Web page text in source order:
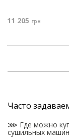
11 205 грн
Часто
⋙ Где можно
сушильных